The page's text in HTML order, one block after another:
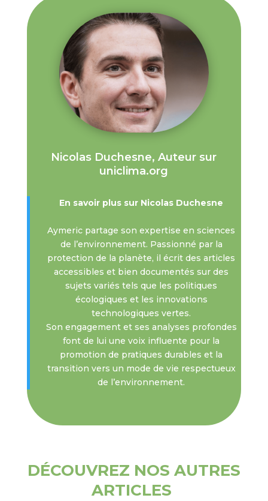
Nicolas Duchesne, Auteur sur
uniclima.org
En savoir plus sur Nicolas Duchesne
Aymeric partage son expertise en sciences
de l’environnement. Passionné par la
protection de la planète, il écrit des articles
accessibles et bien documentés sur des
sujets variés tels que les politiques
écologiques et les innovations
technologiques vertes.
Son engagement et ses analyses profondes
font de lui une voix influente pour la
promotion de pratiques durables et la
transition vers un mode de vie respectueux
de l’environnement.
DÉCOUVREZ NOS AUTRES
ARTICLES